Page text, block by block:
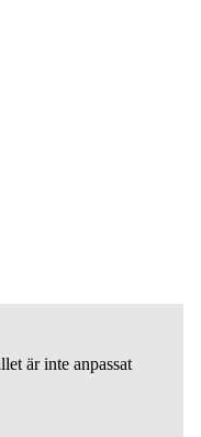
är inte anpassat